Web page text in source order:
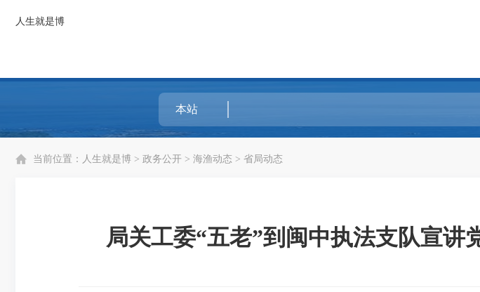
人生就是博
当前位置： 人生就是博 > 政务公开 > 海渔动态 > 省局动态
局关工委“五老”到闽中执法支队宣